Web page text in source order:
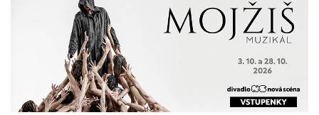
Previous